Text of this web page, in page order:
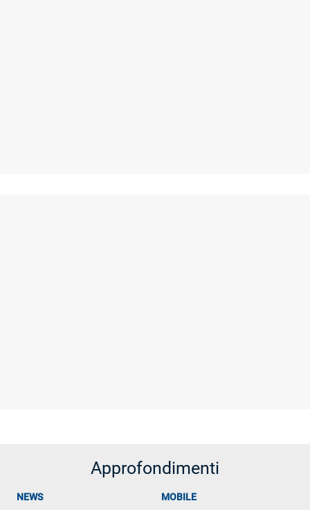
Approfondimenti
NEWS
MOBILE